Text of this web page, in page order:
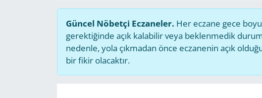
Güncel Nöbetçi Eczaneler. Her eczane gece
gerektiğinde açık kalabilir veya beklenmedik
nedenle, yola çıkmadan önce eczanenin açık
bir fikir olacaktır.